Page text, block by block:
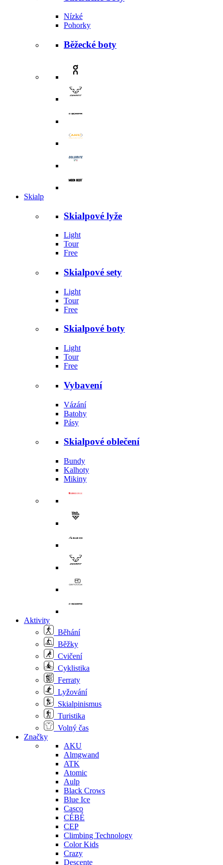
Nízké
Pohorky
Běžecké boty
Skialp
Skialpové lyže
Light
Tour
Free
Skialpové sety
Light
Tour
Free
Skialpové boty
Light
Tour
Free
Vybavení
Vázání
Batohy
Pásy
Skialpové oblečení
Bundy
Kalhoty
Mikiny
Aktivity
Běhání
Běžky
Cvičení
Cyklistika
Ferraty
Lyžování
Skialpinismus
Turistika
Volný čas
Značky
AKU
Almgwand
ATK
Atomic
Aulp
Black Crows
Blue Ice
Casco
CÉBÉ
CEP
Climbing Technology
Color Kids
Crazy
Descente